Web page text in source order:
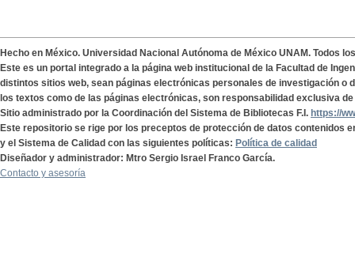
Hecho en México. Universidad Nacional Autónoma de México UNAM. Todos
Este es un portal integrado a la página web institucional de la Facultad de
distintos sitios web, sean páginas electrónicas personales de investigación o
los textos como de las páginas electrónicas, son responsabilidad exclusiva
Sitio administrado por la Coordinación del Sistema de Bibliotecas F.I. https://
Este repositorio se rige por los preceptos de protección de datos contenidos
y el Sistema de Calidad con las siguientes políticas: Política de calidad
Diseñador y administrador: Mtro Sergio Israel Franco García.
Contacto y asesoría